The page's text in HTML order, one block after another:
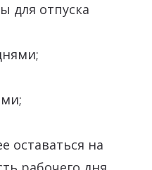
для отпуска
оставаться на